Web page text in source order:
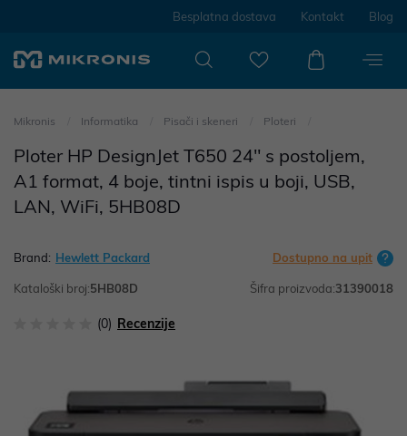
Besplatna dostava Kontakt Blog
Mikronis Informatika Pisači i skeneri Ploteri
Ploter HP DesignJet T650 24" s postoljem,
A1 format, 4 boje, tintni ispis u boji, USB,
LAN, WiFi, 5HB08D
Brand: Hewlett Packard Dostupno na upit
Kataloški broj:5HB08D Šifra proizvoda:31390018
(0) Recenzije